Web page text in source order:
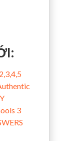
3